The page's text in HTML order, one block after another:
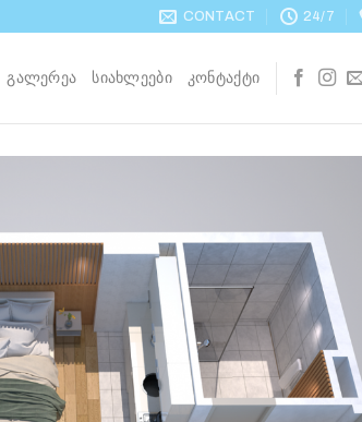
CONTACT 24/7
ᲒᲐᲚᲔᲠᲔᲐ ᲡᲘᲐᲮᲚᲔᲔᲑᲘ ᲙᲝᲜᲢᲐᲥᲢᲘ